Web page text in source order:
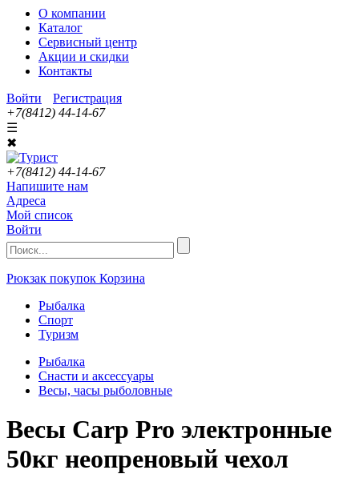
О компании
Каталог
Сервисный центр
Акции и скидки
Контакты
Войти
Регистрация
+7(8412) 44-14-67
☰
✖
+7(8412) 44-14-67
Напишите нам
Адреса
Мой список
Войти
Рюкзак покупок Корзина
Рыбалка
Спорт
Туризм
Рыбалка
Снасти и аксессуары
Весы, часы рыболовные
Весы Carp Pro электронные
50кг неопреновый чехол